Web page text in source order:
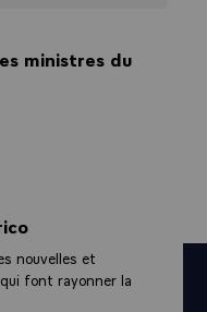
ministres du
nouvelles et
font rayonner la